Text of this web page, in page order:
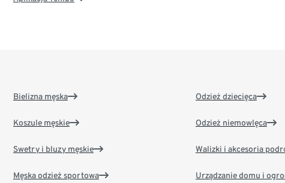
Bielizna męska
Koszule męskie
Swetry i bluzy męskie
Męska odzież sportowa
Odzież dziecięca
Odzież niemowlęca
Walizki i akcesoria
Urządzanie domu i